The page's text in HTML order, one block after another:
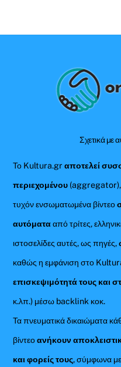
Σχετικά με
Το Kultura.grαποτελεί
περιεχομένου (aggregator),
τυχόν ενσωματωμένα βίντεο
αυτόματααπό τρίτες,
ιστοσελίδες αυτές, ως πηγές,
καθώς η εμφάνιση στο
επισκεψιμότητά τους και
κ.λπ.) μέσω backlink κοκ.
Τα πνευματικά δικαιώματα
βίντεοανήκουν
και φορείς τους, σύμφωνα